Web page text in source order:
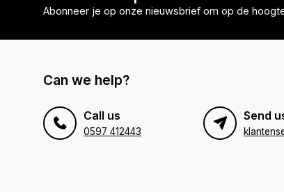
Abonneer je op onze nieuwsbrief om op de
Can we help?
Call us
0597 412443
Send